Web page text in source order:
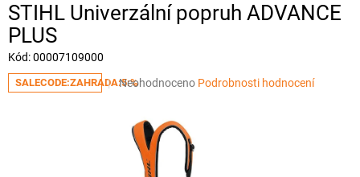
STIHL Univerzální popruh ADVANCE
PLUS
Kód:00007109000
SALECODE:ZAHRADA:5:%Průměrné
Neohodnoceno Podrobnosti hodnocení